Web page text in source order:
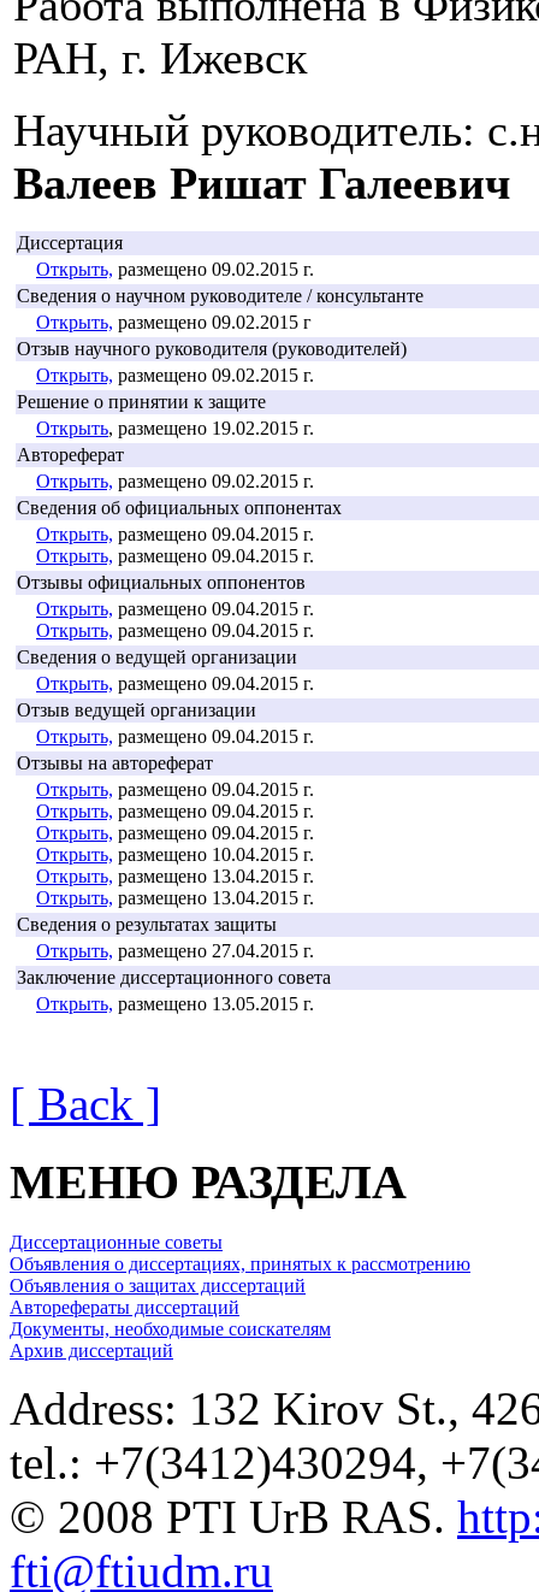
РАН, г. Ижевск
Научный руководитель:
Валеев Ришат Галеевич
Диссертация
Открыть, размещено 09.02.2015 г.
Сведения о научном руководителе / консультанте
Открыть, размещено 09.02.2015 г
Отзыв научного руководителя (руководителей)
Открыть, размещено 09.02.2015 г.
Решение о принятии к защите
Открыть, размещено 19.02.2015 г.
Автореферат
Открыть, размещено 09.02.2015 г.
Сведения об официальных оппонентах
Открыть, размещено 09.04.2015 г.
Открыть, размещено 09.04.2015 г.
Отзывы официальных оппонентов
Открыть, размещено 09.04.2015 г.
Открыть, размещено 09.04.2015 г.
Сведения о ведущей организации
Открыть, размещено 09.04.2015 г.
Отзыв ведущей организации
Открыть, размещено 09.04.2015 г.
Отзывы на автореферат
Открыть, размещено 09.04.2015 г.
Открыть, размещено 09.04.2015 г.
Открыть, размещено 09.04.2015 г.
Открыть, размещено 10.04.2015 г.
Открыть, размещено 13.04.2015 г.
Открыть, размещено 13.04.2015 г.
Сведения о результатах защиты
Открыть, размещено 27.04.2015 г.
Заключение диссертационного совета
Открыть, размещено 13.05.2015 г.
[ Back ]
МЕНЮ РАЗДЕЛА
Диссертационные советы
Объявления о диссертациях, принятых к рассмотрению
Объявления о защитах диссертаций
Авторефераты диссертаций
Документы, необходимые соискателям
Архив диссертаций
Address: 132 Kirov St.,
tel.: +7(3412)430294,
© 2008 PTI UrB RAS.
fti@ftiudm.ru